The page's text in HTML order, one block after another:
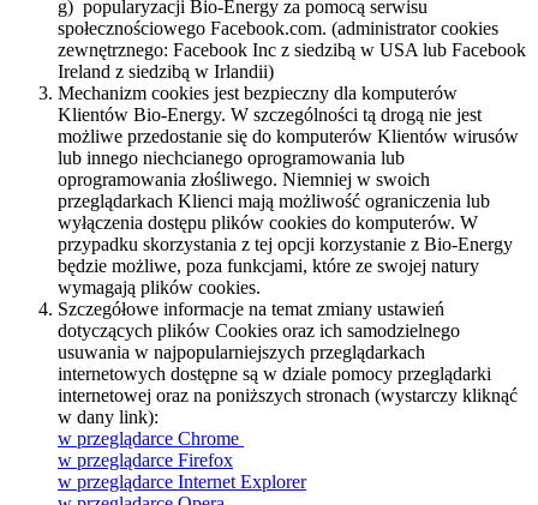
g) popularyzacji Bio-Energy za pomocą serwisu
społecznościowego Facebook.com. (administrator cookies
zewnętrznego: Facebook Inc z siedzibą w USA lub Facebook
Ireland z siedzibą w Irlandii)
Mechanizm cookies jest bezpieczny dla komputerów
Klientów Bio-Energy. W szczególności tą drogą nie jest
możliwe przedostanie się do komputerów Klientów wirusów
lub innego niechcianego oprogramowania lub
oprogramowania złośliwego. Niemniej w swoich
przeglądarkach Klienci mają możliwość ograniczenia lub
wyłączenia dostępu plików cookies do komputerów. W
przypadku skorzystania z tej opcji korzystanie z Bio-Energy
będzie możliwe, poza funkcjami, które ze swojej natury
wymagają plików cookies.
Szczegółowe informacje na temat zmiany ustawień
dotyczących plików Cookies oraz ich samodzielnego
usuwania w najpopularniejszych przeglądarkach
internetowych dostępne są w dziale pomocy przeglądarki
internetowej oraz na poniższych stronach (wystarczy kliknąć
w dany link):
w przeglądarce Chrome
w przeglądarce Firefox
w przeglądarce Internet Explorer